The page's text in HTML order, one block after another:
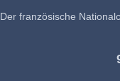
Der französische